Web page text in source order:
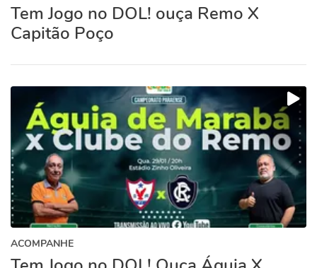
Tem Jogo no DOL! ouça Remo X
Capitão Poço
ACOMPANHE